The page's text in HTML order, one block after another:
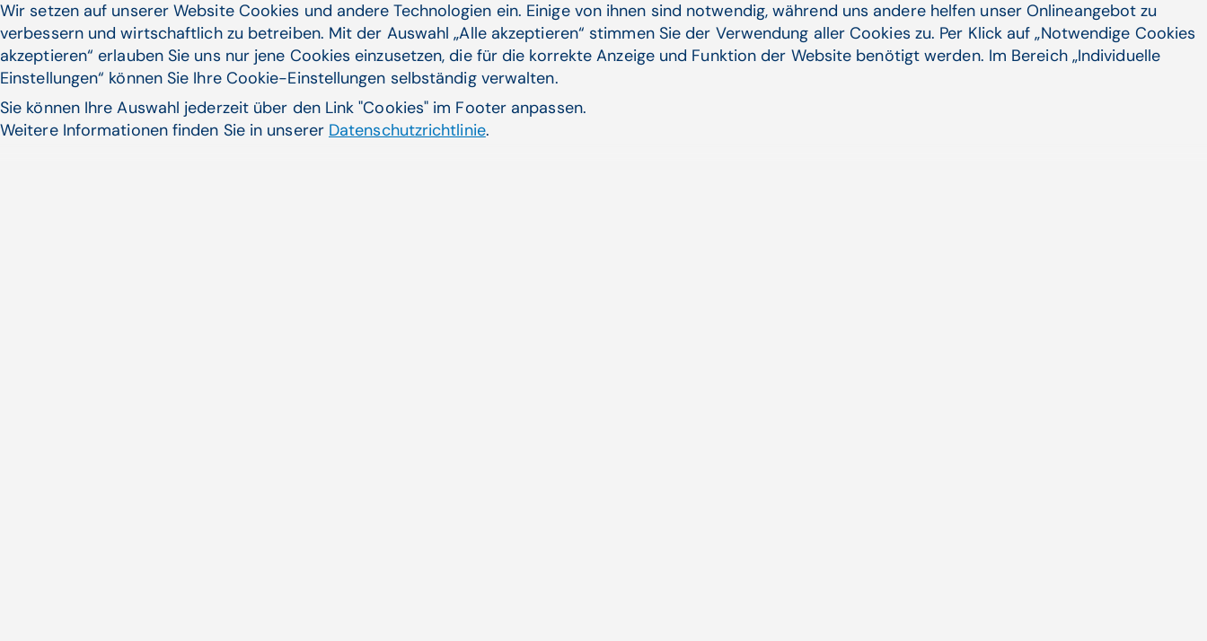
gesundheitlicher Probleme in Österreich gebe."Wie kann es sein, dass jedes gebrochene
Bein in Österreich behandelt wird, aber bei der psychischen Gesundheit setzen wir den
Rotstift an",fragte Fenninger.
Wir setzen auf unserer Website Cookies und andere Technologien ein. Einige von ihnen sind notwendig, während uns andere helfen unser Onlineangebot zu
verbessern und wirtschaftlich zu betreiben. Mit der Auswahl „Alle akzeptieren“ stimmen Sie der Verwendung aller Cookies zu. Per Klick auf „Notwendige Cookies
akzeptieren“ erlauben Sie uns nur jene Cookies einzusetzen, die für die korrekte Anzeige und Funktion der Website benötigt werden. Im Bereich „Individuelle
Einstellungen“ können Sie Ihre Cookie-Einstellungen selbständig verwalten.
Sie können Ihre Auswahl jederzeit über den Link "Cookies" im Footer anpassen.
Weitere Informationen finden Sie in unserer Datenschutzrichtlinie.